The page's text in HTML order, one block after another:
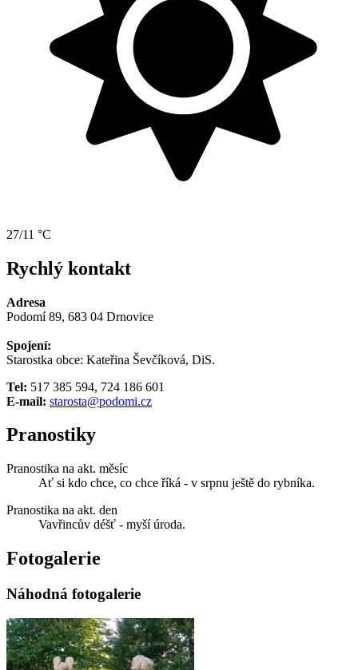
27/11 °C
Rychlý kontakt
Adresa
Podomí 89, 683 04 Drnovice
Spojení:
Starostka obce: Kateřina Ševčíková, DiS.
Tel: 517 385 594, 724 186 601
E-mail: starosta@podomi.cz
Pranostiky
Pranostika na akt. měsíc
Ať si kdo chce, co chce říká - v srpnu ještě do rybníka.
Pranostika na akt. den
Vavřincův déšť - myší úroda.
Fotogalerie
Náhodná fotogalerie